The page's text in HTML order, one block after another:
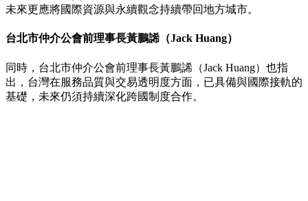
未來更應將國際資源與永續觀念持續帶回地方城市。
台北市仲介公會前理事長黃鵬䛥（Jack Huang）
同時，台北市仲介公會前理事長黃鵬䛥（Jack Huang）也指
出，台灣在服務品質與交易透明度方面，已具備與國際接軌的
基礎，未來仍須持續深化跨國制度合作。